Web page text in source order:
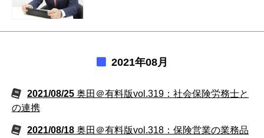
2021年08月
2021/08/25 奥田＠有料版vol.319：社会保険労務士と
の連携
2021/08/18 奥田＠有料版vol.318：保険営業の業務品